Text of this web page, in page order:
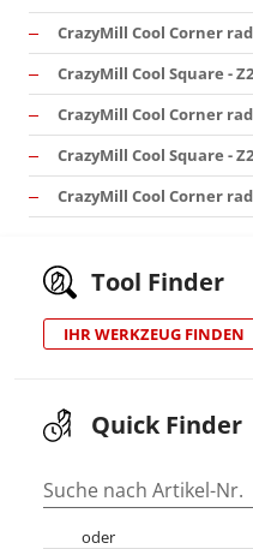
CrazyMill Cool Corner
CrazyMill Cool Square -
CrazyMill Cool Corner
CrazyMill Cool Square -
CrazyMill Cool Corner
Tool Finder
IHR WERKZEUG FINDEN
Quick Finder
Suche nach Artikel-Nr.
oder